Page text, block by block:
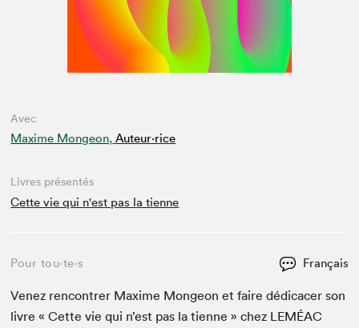
Avec
Maxime Mongeon, Auteur·rice
Livres présentés
Cette vie qui n'est pas la tienne
Pour tou⋅te⋅s Français
Venez ren­con­tr­er Maxime Mon­geon et faire dédi­cac­er son
livre « Cette vie qui n’est pas la tienne » chez LEMÉAC